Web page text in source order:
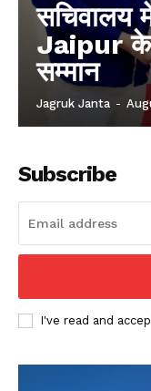
सचिवालय
Jaipur के
सम्मान
Jagruk Janta -
Subscribe
I've read and